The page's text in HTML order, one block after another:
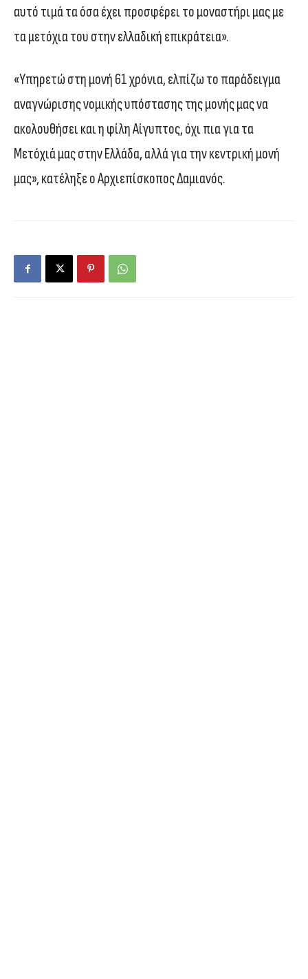
αυτό τιμά τα όσα έχει προσφέρει το μοναστήρι μας με
τα μετόχια του στην ελλαδική επικράτεια».
«Υπηρετώ στη μονή 61 χρόνια, ελπίζω το παράδειγμα
αναγνώρισης νομικής υπόστασης της μονής μας να
ακολουθήσει και η φίλη Αίγυπτος, όχι πια για τα
Μετόχιά μας στην Ελλάδα, αλλά για την κεντρική μονή
μας», κατέληξε ο Αρχιεπίσκοπος Δαμιανός.